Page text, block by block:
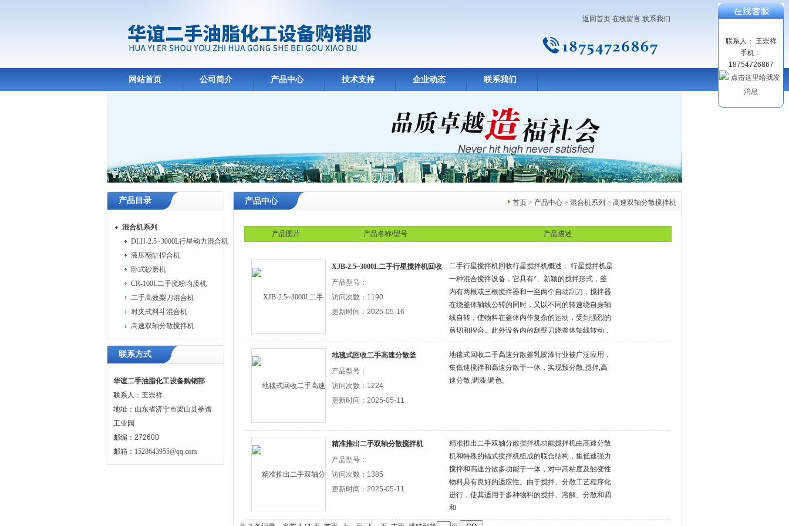
返回首页 在线留言 联系我们
网站首页 公司简介 产品中心 技术支持 企业动态 联系我们
产品目录
混合机系列
DLH-2.5~3000L行星动力混合机
液压翻缸捏合机
卧式砂磨机
CR-100L二手搅粉圴质机
二手高效梨刀混合机
对夹式料斗混合机
高速双轴分散搅拌机
联系方式
华谊二手油脂化工设备购销部
联系人：王崇祥
地址：山东省济宁市梁山县拳谱
工业园
邮编：272600
邮箱： 1528643955@qq.com
首页 > 产品中心 > 混合机系列 > 高速双轴分散搅拌机
产品中心
产品图片 产品名称/型号 产品描述
XJB-2.5~3000L二手行星搅拌机回收
产品型号：
访问次数：1190
更新时间：2025-05-16
二手行星搅拌机回收行星搅拌机概述： 行星搅拌机是
一种混合搅拌设备，它具有*、新颖的搅拌形式，釜
内有两根或三根搅拌器和一至两个自动刮刀，搅拌器
在绕釜体轴线公转的同时，又以不同的转速绕自身轴
线自转，使物料在釜体内作复杂的运动，受到强烈的
剪切和捏合。此外设备内的刮壁刀绕釜体轴线转动，
将粘在壁上之物料刮下参于混合，使其效果更为。釜
体采用特殊密封结构，可进行加压及抽真空搅
地毯式回收二手高速分散釜
产品型号：
访问次数：1224
更新时间：2025-05-11
地毯式回收二手高速分散釜乳胶漆行业被广泛应用，
集低速搅拌和高速分散于一体，实现预分散,搅拌,高
速分散,调漆,调色。
精准推出二手双轴分散搅拌机
产品型号：
访问次数：1385
更新时间：2025-05-11
精准推出二手双轴分散搅拌机功能搅拌机由高速分散
机和特殊的锚式搅拌机组成的联合结构，集低速强力
搅拌和高速分散多功能于一体，对中高粘度及触变性
物料具有良好的适应性。由于搅拌、分散工艺程序化
进行，使其适用于多种物料的搅拌、溶解、分散和调
和
联系人： 王崇祥
手机：
18754726867